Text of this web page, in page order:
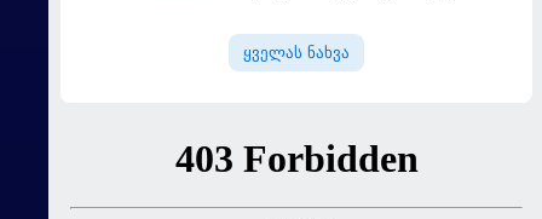
ყველას ნახვა